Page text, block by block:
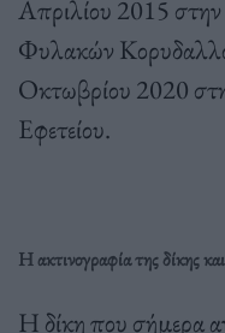
Απριλίου 2015 στην
Φυλακών
Οκτωβρίου 2020
Εφετείου.
Η ακτινογραφία της δίκης
Η δίκη που σήμερα